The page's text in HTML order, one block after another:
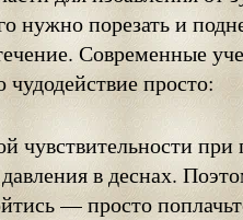
нужно порезать и
Современные
чудодействие просто:
чувствительности при
в деснах.
— просто